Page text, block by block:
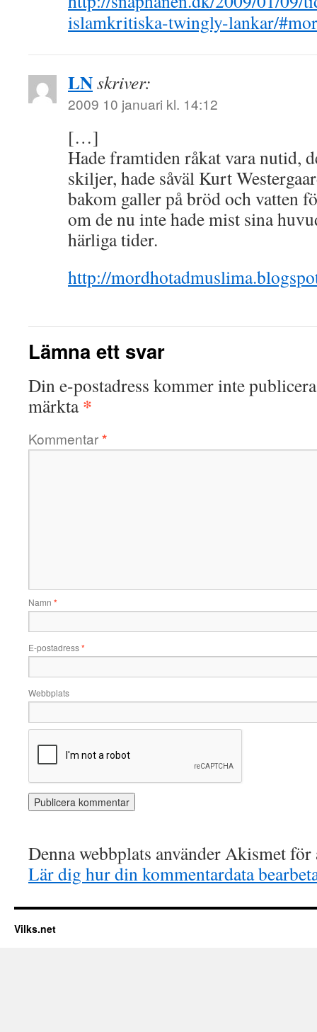
islamkritiska-twingly-lankar/
LNskriver:
2009 10 januari kl. 14:12
[…]
Hade framtiden råkat vara nutid,
skiljer, hade såväl Kurt
bakom galler på bröd och vatten
om de nu inte hade mist sina
härliga tider.
http://
Lämna ett svar
Din e-postadress kommer inte
märkta*
Kommentar*
Namn *
E-postadress*
Webbplats
Denna webbplats använder Akismet
Lär dig hur din kommentardata
Vilks.net